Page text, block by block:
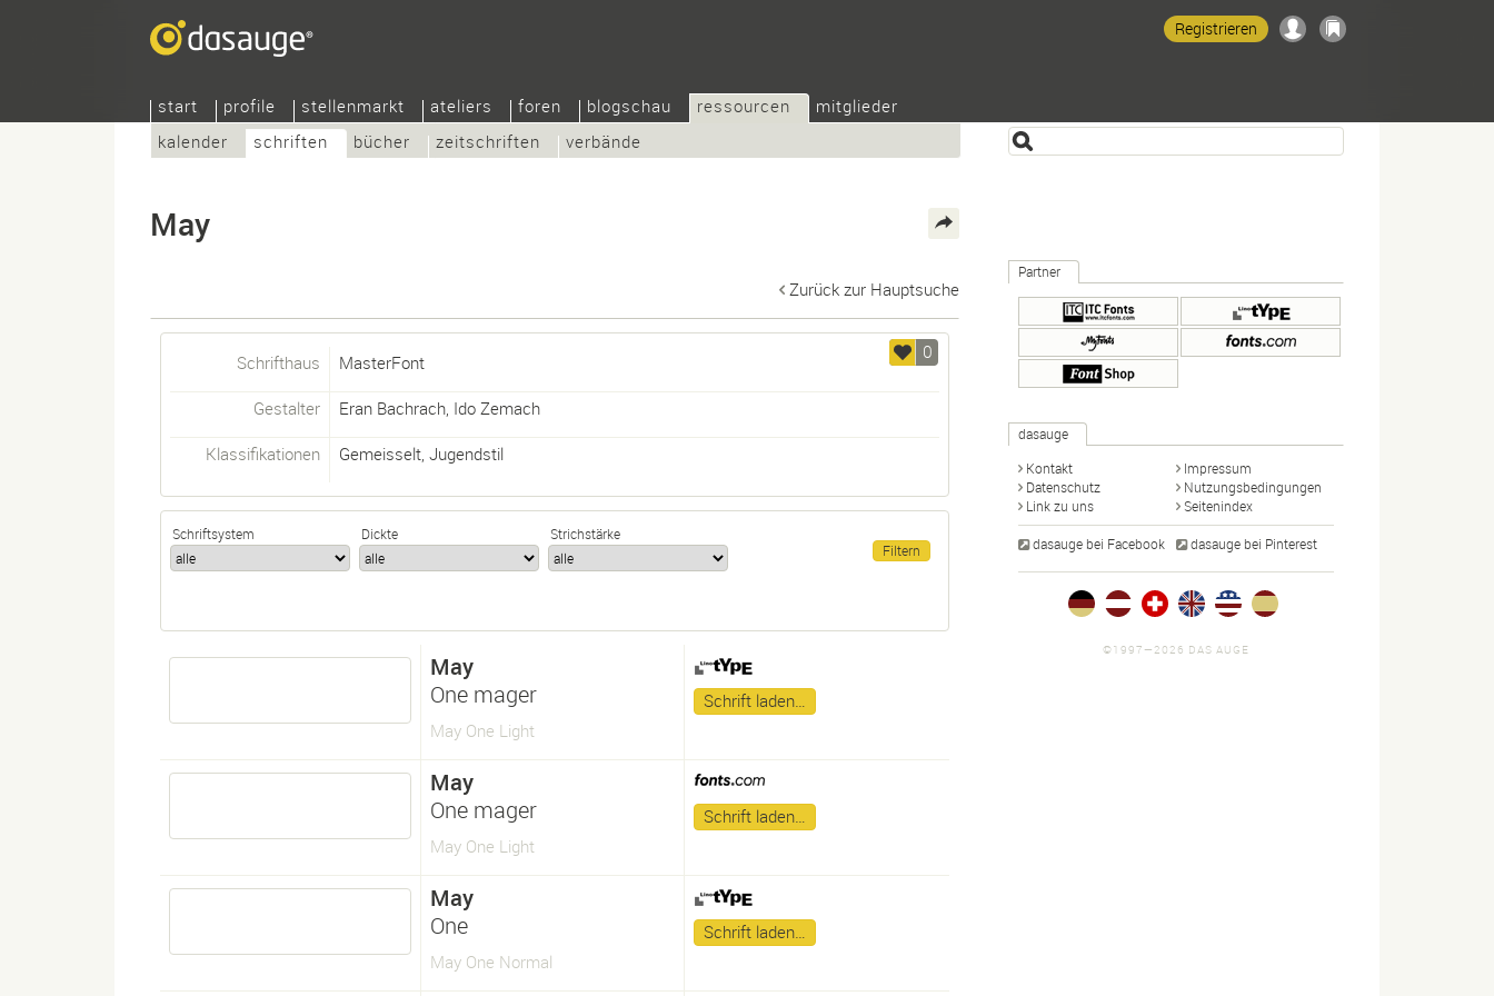
start profile stellenmarkt ateliers foren blogschau
ressourcen
kalender
schriften bücher zeitschriften verbände
mitglieder
Registrieren
May
Zurück zur Hauptsuche
0
Schrifthaus MasterFont
Gestalter Eran Bachrach, Ido Zemach
Klassifikationen Gemeisselt, Jugendstil
Schriftsystem Dickte Strichstärke
May
One mager
May One Light
Schrift laden…
May
One mager
May One Light
Schrift laden…
May
One
May One Normal
Schrift laden…
Partner
dasauge
Kontakt
Impressum
Datenschutz
Nutzungsbedingungen
Link zu uns
Seitenindex
dasauge bei Facebook dasauge bei Pinterest
©1997—2026 DAS AUGE